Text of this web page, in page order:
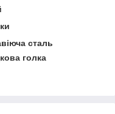
сталь
голка